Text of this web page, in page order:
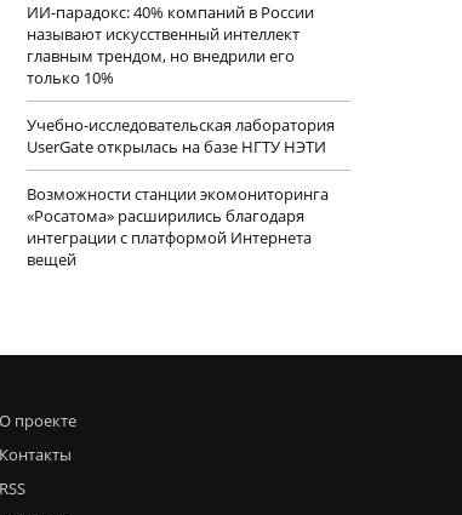
ИИ-парадокс: 40% компаний в России
называют искусственный интеллект
главным трендом, но внедрили его
только 10%
Учебно-исследовательская лаборатория
UserGate открылась на базе НГТУ НЭТИ
Возможности станции экомониторинга
«Росатома» расширились благодаря
интеграции с платформой Интернета
вещей
О проекте
Контакты
RSS